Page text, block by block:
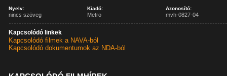
Nyelv:
nincs szöveg
Kiadó:
Metro
Azonosító:
mvh-0827-04
Kapcsolódó linkek
Kapcsolódó filmek a NAVA-ból
Kapcsolódó dokumentumok az NDA-ból